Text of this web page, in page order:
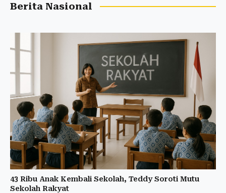
Berita Nasional
43 Ribu Anak Kembali Sekolah, Teddy Soroti Mutu
Sekolah Rakyat